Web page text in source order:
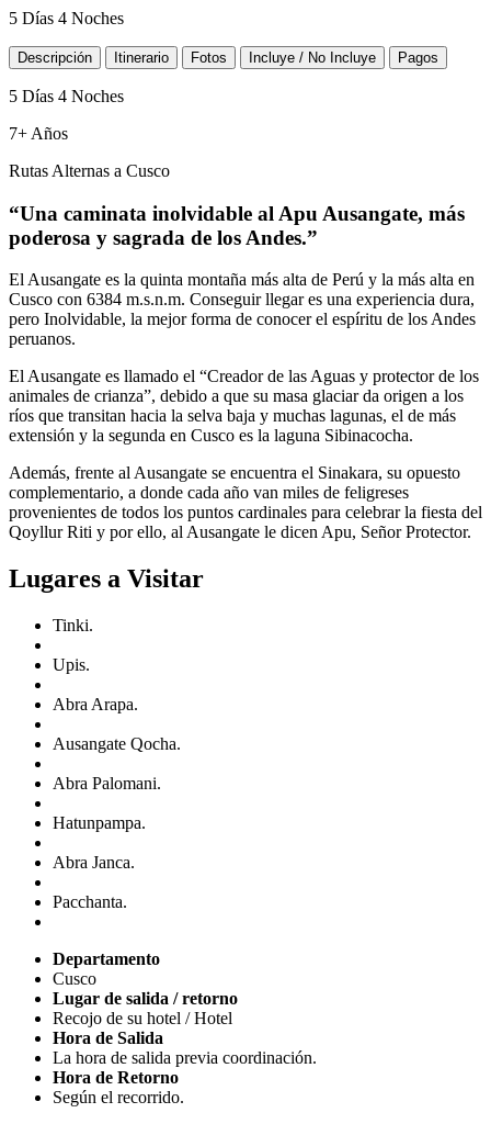
5 Días 4 Noches
Descripción Itinerario Fotos Incluye / No Incluye Pagos
5 Días 4 Noches
7+ Años
Rutas Alternas a Cusco
“Una caminata inolvidable al Apu Ausangate, más
poderosa y sagrada de los Andes.”
El Ausangate es la quinta montaña más alta de Perú y la más alta en
Cusco con 6384 m.s.n.m. Conseguir llegar es una experiencia dura,
pero Inolvidable, la mejor forma de conocer el espíritu de los Andes
peruanos.
El Ausangate es llamado el “Creador de las Aguas y protector de los
animales de crianza”, debido a que su masa glaciar da origen a los
ríos que transitan hacia la selva baja y muchas lagunas, el de más
extensión y la segunda en Cusco es la laguna Sibinacocha.
Además, frente al Ausangate se encuentra el Sinakara, su opuesto
complementario, a donde cada año van miles de feligreses
provenientes de todos los puntos cardinales para celebrar la fiesta del
Qoyllur Riti y por ello, al Ausangate le dicen Apu, Señor Protector.
Lugares a Visitar
Tinki.
Upis.
Abra Arapa.
Ausangate Qocha.
Abra Palomani.
Hatunpampa.
Abra Janca.
Pacchanta.
Departamento
Cusco
Lugar de salida / retorno
Recojo de su hotel / Hotel
Hora de Salida
La hora de salida previa coordinación.
Hora de Retorno
Según el recorrido.